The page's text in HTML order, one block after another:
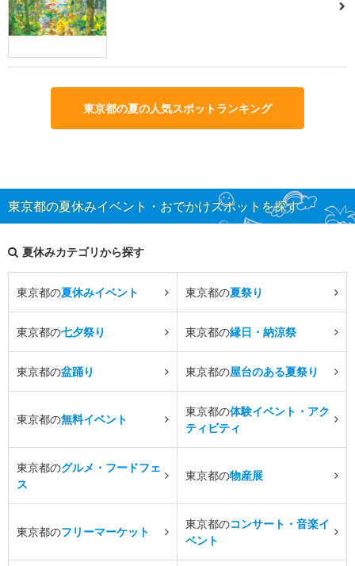
東京都の夏の人気スポットランキング
東京都の夏休みイベント・おでかけスポットを探す
夏休みカテゴリから探す
東京都の夏休みイベント 東京都の夏祭り
東京都の七夕祭り 東京都の縁日・納涼祭
東京都の盆踊り 東京都の屋台のある夏祭り
東京都の無料イベント
東京都の体験イベント・アク
ティビティ
東京都のグルメ・フードフェ
ス
東京都の物産展
東京都のフリーマーケット
東京都のコンサート・音楽イ
ベント